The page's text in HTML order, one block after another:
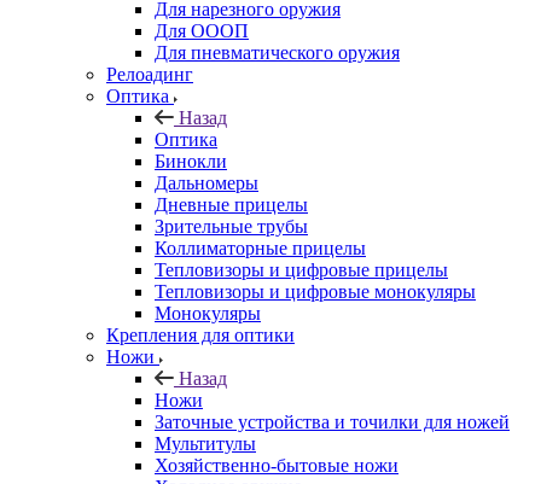
Для нарезного оружия
Для ОООП
Для пневматического оружия
Релоадинг
Оптика
Назад
Оптика
Бинокли
Дальномеры
Дневные прицелы
Зрительные трубы
Коллиматорные прицелы
Тепловизоры и цифровые прицелы
Тепловизоры и цифровые монокуляры
Монокуляры
Крепления для оптики
Ножи
Назад
Ножи
Заточные устройства и точилки для ножей
Мультитулы
Хозяйственно-бытовые ножи